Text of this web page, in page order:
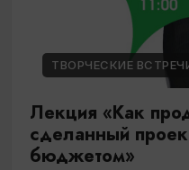
ТВОРЧЕСКИЕ
Лекция «Как
сделанный
бюджетом»